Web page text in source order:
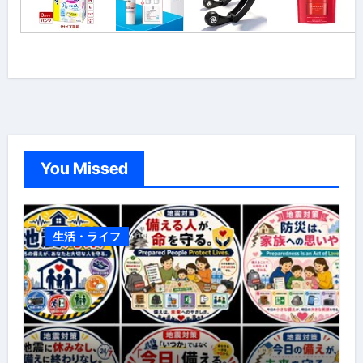
You Missed
生活・ライフ